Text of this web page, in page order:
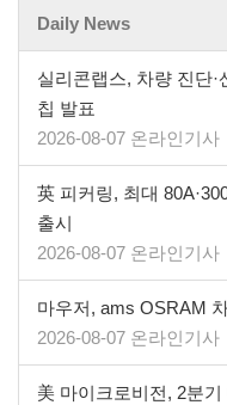
Daily News
실리콘랩스, 차량 진단
칩 발표
2026-08-07 온라인기사
英 피커링, 최대
출시
2026-08-07 온라인기사
마우저, ams OSRAM
2026-08-07 온라인기사
美 마이크로비전, 2분기